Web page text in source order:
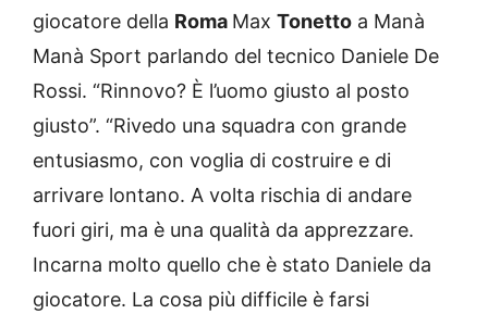
giocatore della Roma Max Tonetto a Manà
Manà Sport parlando del tecnico Daniele De
Rossi. “Rinnovo? È l’uomo giusto al posto
giusto”. “Rivedo una squadra con grande
entusiasmo, con voglia di costruire e di
arrivare lontano. A volta rischia di andare
fuori giri, ma è una qualità da apprezzare.
Incarna molto quello che è stato Daniele da
giocatore. La cosa più difficile è farsi